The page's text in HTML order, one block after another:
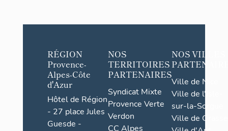
RÉGION
Provence-
Alpes-Côte
d'Azur
Hôtel de Région
- 27 place Jules
Guesde -
NOS
TERRITOIRES
PARTENAIRES
Syndicat Mixte
Provence Verte
Verdon
CC Alpes
NOS VILLES
Ville de Nice
Ville de l'Isle-
sur-la-Sorgue
Ville de Grasse